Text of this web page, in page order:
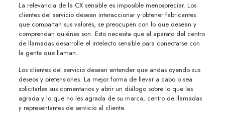
La relevancia de la CX sensible es imposible menospreciar. Los
clientes del servicio desean interaccionar y obtener fabricantes
que compartan sus valores, se preocupen con lo que desean y
comprendan quiénes son. Esto necesita que el aparato del centro
de llamadas desarrolle el intelecto sensible para conectarse con
la gente que llaman.
Los clientes del servicio desean entender que andas oyendo sus
deseos y pretensiones. La mejor forma de llevar a cabo o sea
solicitarles sus comentarios y abrir un diálogo sobre lo que les
agrada y lo que no les agrada de su marca, centro de llamadas
y representantes de servicio al cliente.